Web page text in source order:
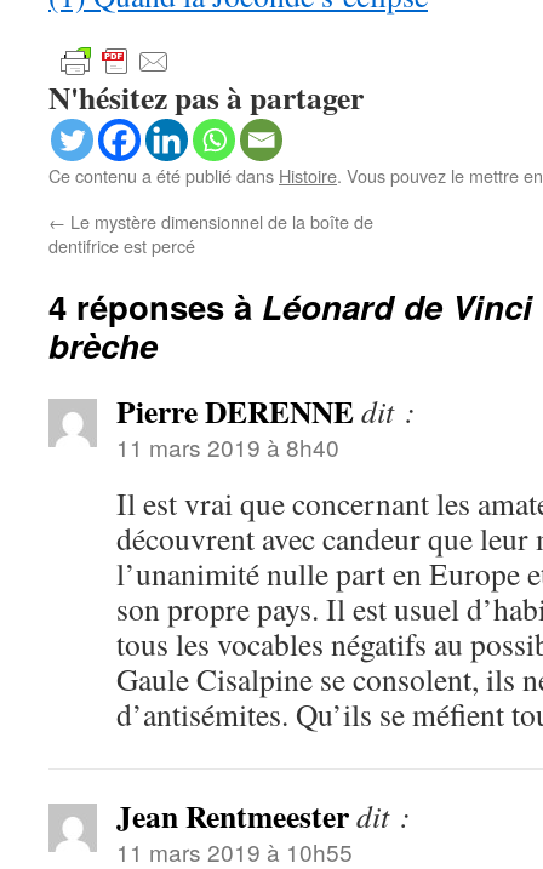
N'hésitez pas à partager
Ce contenu a été publié dans Histoire. Vous pouvez le mettre
← Le mystère dimensionnel de la boîte de
dentifrice est percé
4 réponses à Léonard de
brèche
Pierre DERENNEdit :
11 mars 2019 à 8h40
Il est vrai que concernant les
découvrent avec candeur que
l’unanimité nulle part en Europe
son propre pays. Il est usuel
tous les vocables négatifs au
Gaule Cisalpine se consolent, ils
d’antisémites. Qu’ils se méfient
Jean Rentmeesterdit :
11 mars 2019 à 10h55